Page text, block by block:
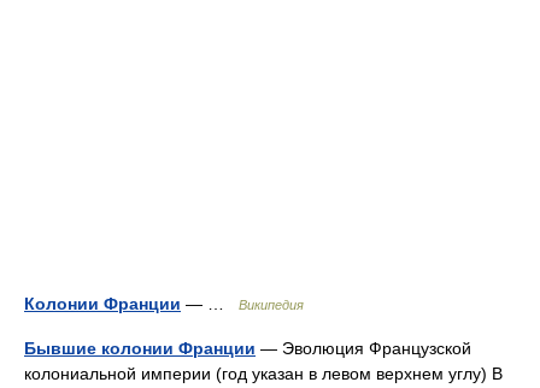
Колонии Франции — … Википедия
Бывшие колонии Франции — Эволюция Французской
колониальной империи (год указан в левом верхнем углу) В